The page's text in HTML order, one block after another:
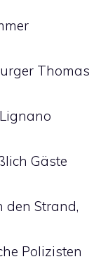
Thomas
Gäste
den Strand,
Polizisten